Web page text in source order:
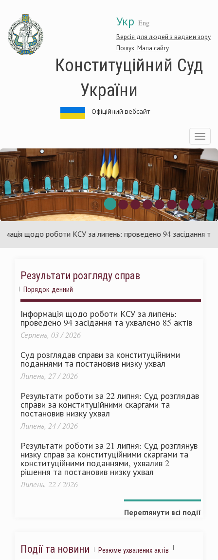
основного
матеріалу
Укр Eng
Версія для людей з вадами зору
Пошук Мапа сайту
Конституційний Суд
України
Офіційний вебсайт
Toggle
щодо роботи КСУ за липень: проведено 94 засідання та
Результати розгляду справ
Порядок денний
Інформація щодо роботи КСУ за липень:
проведено 94 засідання та ухвалено 85 актів
Серпень, 03 / 2026
Суд розглядав справи за конституційними
поданнями та постановив низку ухвал
Липень, 27 / 2026
Результати роботи за 22 липня: Суд розглядав
справи за конституційними скаргами та
постановив низку ухвал
Липень, 24 / 2026
Результати роботи за 21 липня: Суд розглянув
низку справ за конституційними скаргами та
конституційними поданнями, ухвалив 2
рішення та постановив низку ухвал
Липень, 22 / 2026
Переглянути всі події
Події та новини Резюме ухвалених актів